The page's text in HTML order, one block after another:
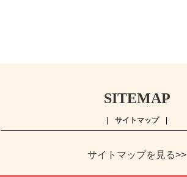
SITEMAP
サイトマップ
サイトマップを見る>>